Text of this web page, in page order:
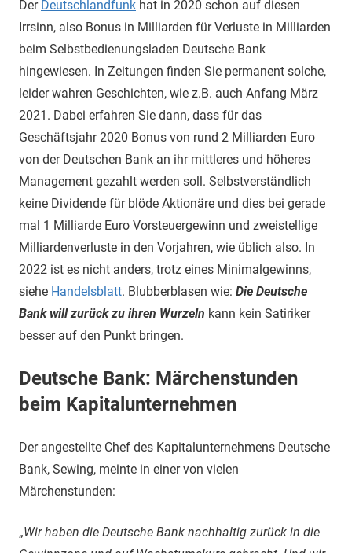
Der Deutschlandfunk hat in 2020 schon auf diesen
Irrsinn, also Bonus in Milliarden für Verluste in Milliarden
beim Selbstbedienungsladen Deutsche Bank
hingewiesen. In Zeitungen finden Sie permanent solche,
leider wahren Geschichten, wie z.B. auch Anfang März
2021. Dabei erfahren Sie dann, dass für das
Geschäftsjahr 2020 Bonus von rund 2 Milliarden Euro
von der Deutschen Bank an ihr mittleres und höheres
Management gezahlt werden soll. Selbstverständlich
keine Dividende für blöde Aktionäre und dies bei gerade
mal 1 Milliarde Euro Vorsteuergewinn und zweistellige
Milliardenverluste in den Vorjahren, wie üblich also. In
2022 ist es nicht anders, trotz eines Minimalgewinns,
siehe Handelsblatt. Blubberblasen wie: Die Deutsche
Bank will zurück zu ihren Wurzeln kann kein Satiriker
besser auf den Punkt bringen.
Deutsche Bank: Märchenstunden
beim Kapitalunternehmen
Der angestellte Chef des Kapitalunternehmens Deutsche
Bank, Sewing, meinte in einer von vielen
Märchenstunden:
„Wir haben die Deutsche Bank nachhaltig zurück in die